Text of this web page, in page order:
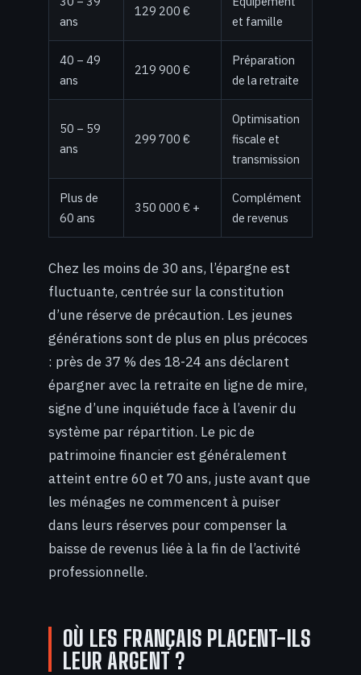
ans
129 200 €
et famille
40 – 49
ans
219 900 €
Préparation
de la retraite
50 – 59
ans
299 700 €
Optimisation
fiscale et
transmission
Plus de
60 ans
350 000 € +
Complément
de revenus
Chez les moins de 30 ans, l’épargne est
fluctuante, centrée sur la constitution
d’une réserve de précaution. Les jeunes
générations sont de plus en plus précoces
: près de 37 % des 18-24 ans déclarent
épargner avec la retraite en ligne de mire,
signe d’une inquiétude face à l’avenir du
système par répartition. Le pic de
patrimoine financier est généralement
atteint entre 60 et 70 ans, juste avant que
les ménages ne commencent à puiser
dans leurs réserves pour compenser la
baisse de revenus liée à la fin de l’activité
professionnelle.
OÙ LES FRANÇAIS PLACENT-ILS
LEUR ARGENT ?